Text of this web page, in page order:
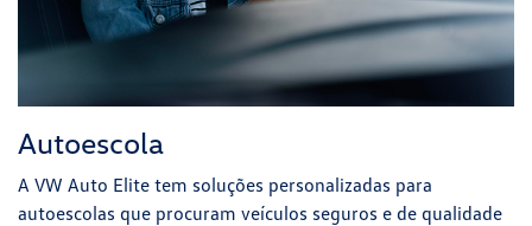
Autoescola
A VW Auto Elite tem soluções personalizadas para
autoescolas que procuram veículos seguros e de qualidade